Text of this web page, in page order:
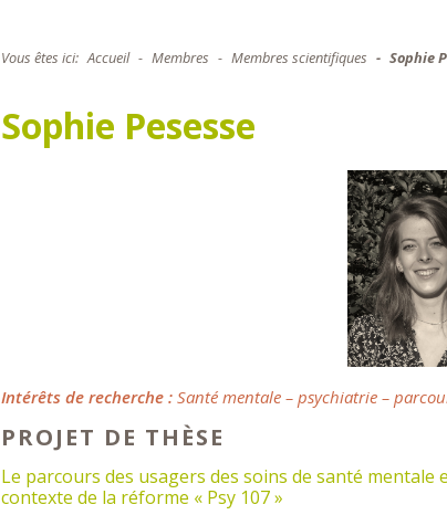
Vous êtes ici: Accueil Membres Membres scientifiques Sophie
Sophie Pesesse
Intérêts de recherche : Santé mentale – psychiatrie –
PROJET DE THÈSE
Le parcours des usagers des soins de santé
contexte de la réforme « Psy 107 »